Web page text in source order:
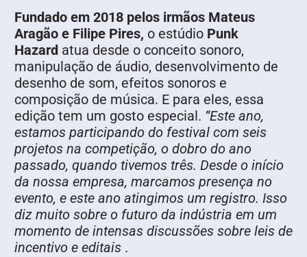
Fundado em 2018 pelos irmãos Mateus
Aragão e Filipe Pires, o estúdio Punk
Hazard atua desde o conceito sonoro,
manipulação de áudio, desenvolvimento de
desenho de som, efeitos sonoros e
composição de música. E para eles, essa
edição tem um gosto especial. “Este ano,
estamos participando do festival com seis
projetos na competição, o dobro do ano
passado, quando tivemos três. Desde o início
da nossa empresa, marcamos presença no
evento, e este ano atingimos um registro. Isso
diz muito sobre o futuro da indústria em um
momento de intensas discussões sobre leis de
incentivo e editais .